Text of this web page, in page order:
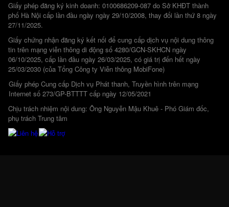
Giấy phép đăng ký kinh doanh: 0100686209-087 do Sở KHĐT thành
phố Hà Nội cấp lần đầu ngày ngày 29/10/2008, thay đổi lần thứ 8 ngày
27/11/2025.
Giấy chứng nhận đăng ký kết nối để cung cấp dịch vụ nội dung thông
tin trên mạng viễn thông di động số 4280/GCN-SKHCN ngày
06/10/2025, cấp lần đầu ngày 26/03/2025, có giá trị đến hết ngày
25/03/2030 (của Tổng Công ty Viễn thông MobiFone)
Giấy phép Cung cấp Dịch vụ Phát thanh, Truyền hình trên mạng
Internet số 273/GP-BTTTT cấp ngày 12/05/2021
Chịu trách nhiệm nội dung: Ông Nguyễn Mậu Khuê - Phó Giám đốc,
phụ trách Trung tâm